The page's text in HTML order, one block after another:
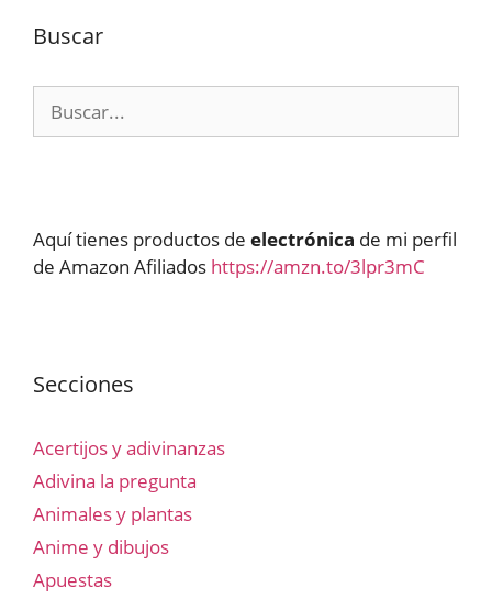
Buscar
Aquí tienes productos de electrónica de mi perfil
de Amazon Afiliados https://amzn.to/3lpr3mC
Secciones
Acertijos y adivinanzas
Adivina la pregunta
Animales y plantas
Anime y dibujos
Apuestas